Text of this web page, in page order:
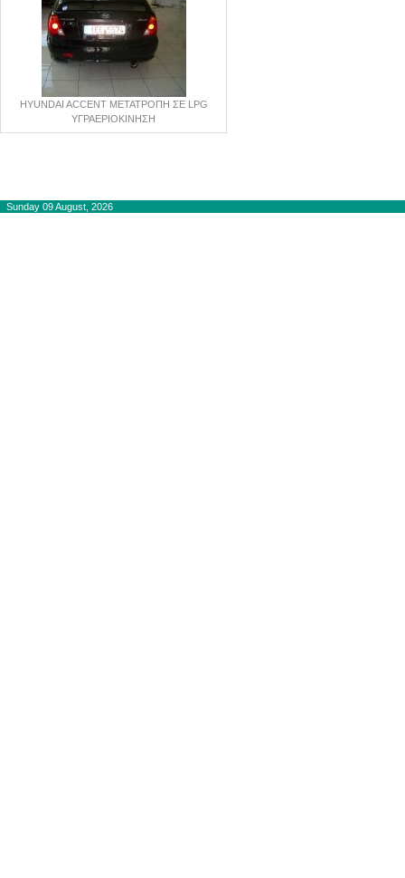
HYUNDAI ACCENT ΜΕΤΑΤΡΟΠΗ ΣΕ LPG
ΥΓΡΑΕΡΙΟΚΙΝΗΣΗ
Sunday 09 August, 2026